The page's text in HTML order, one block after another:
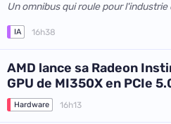
Un omnibus qui roule pour l'industrie
IA 16h38
AMD lance sa Radeon
GPU de MI350X en PCIe
Hardware 16h13